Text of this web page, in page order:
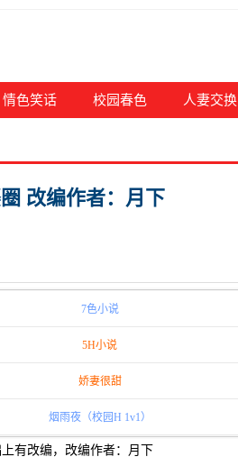
情色笑话 校园春色 人妻交换
改编作者：月下
7色小说
5H小说
娇妻很甜
烟雨夜（校园H 1v1）
有改编，改编作者：月下